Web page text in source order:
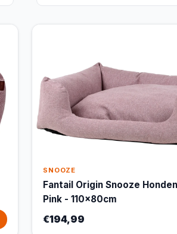
SNOOZE
Fantail Origin Snooze
Pink - 110x80cm
€194,99